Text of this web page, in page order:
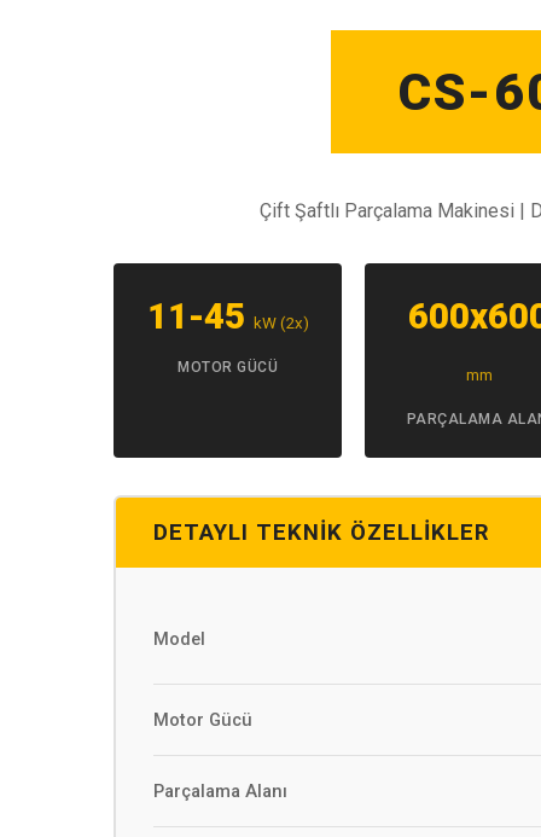
CS-
Çift Şaftlı Parçalama Makinesi |
11-45 kW (2x)
MOTOR GÜCÜ mm
PARÇALAMA
DETAYLI TEKNIK ÖZELLIKLER
Model
Motor Gücü
Parçalama Alanı